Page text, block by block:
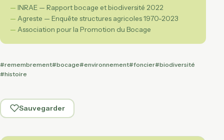
INRAE — Rapport bocage et biodiversité 2022
Agreste — Enquête structures agricoles 1970-2023
Association pour la Promotion du Bocage
#remembrement#bocage#environnement#foncier#biodiversité
#histoire
Sauvegarder